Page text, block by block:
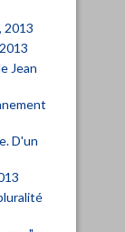
2013
Jean
D'un